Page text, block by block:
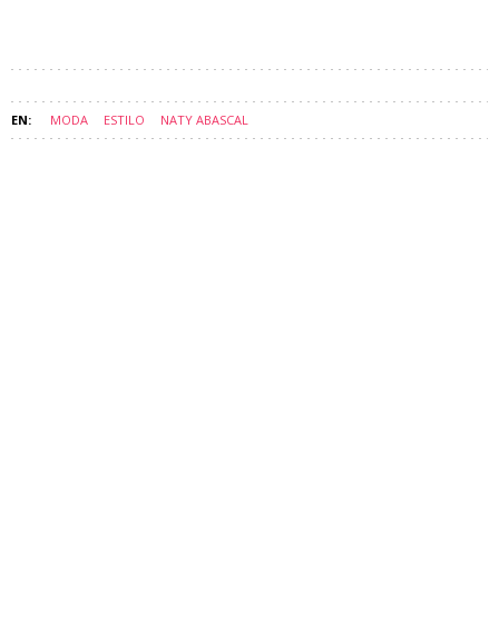
MODA ESTILO NATY ABASCAL